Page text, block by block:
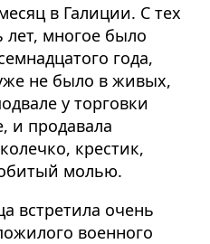
в Галиции. С тех
многое было
года,
не было в живых,
у торговки
и продавала
крестик,
молью.
встретила очень
военного